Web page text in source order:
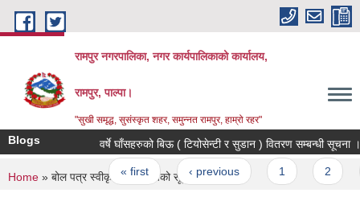
Skip to main content
रामपुर नगरपालिका, नगर कार्यपालिकाको कार्यालय,
रामपुर, पाल्पा।
"सुखी समृद्ध, सुसंस्कृत शहर, समुन्नत रामपुर, हाम्रो रहर"
Blogs वर्षे घाँसहरुको बिऊ ( टियोसेन्टी र सुडान ) वितरण सम्बन्धी सूचना ।
Pages
« first ‹ previous
You are here
Home » बोल पत्र स्वीकृत गर्ने आसयको सूचना ।